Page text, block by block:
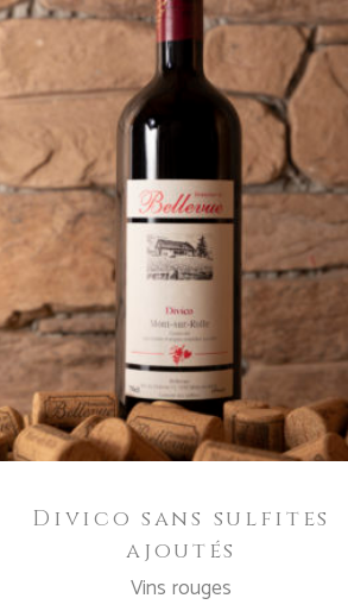
AGGIUNGI AL CARRELLO
Divico sans sulfites
ajoutés
Vins rouges